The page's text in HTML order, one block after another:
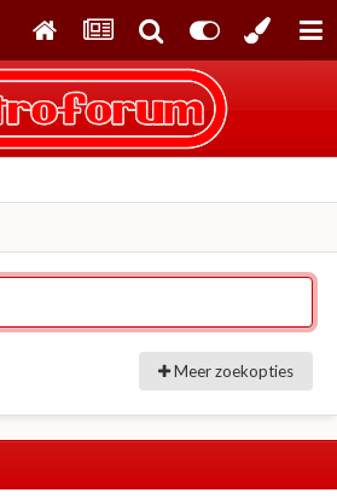
Meer zoekopties